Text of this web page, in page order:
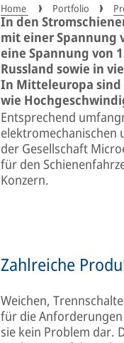
Home Portfolio
In den
mit einer Spannung
eine Spannung von
Russland sowie in
In Mitteleuropa sind
wie
Entsprechend
elektromechanischen
der Gesellschaft
für den
Konzern.
Zahlreiche
Weichen,
für die
sie kein Problem dar.